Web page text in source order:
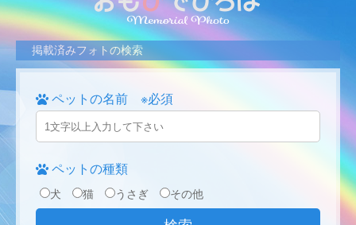
掲載済みフォトの検索
ペットの名前 ※必須
ペットの種類
犬 猫 うさぎ その他